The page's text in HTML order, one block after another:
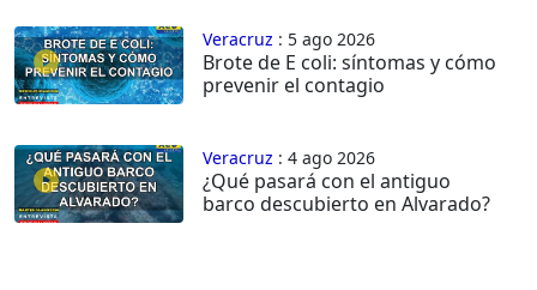
Veracruz : 5 ago 2026
Brote de E coli: síntomas y cómo
prevenir el contagio
Veracruz : 4 ago 2026
¿Qué pasará con el antiguo
barco descubierto en Alvarado?